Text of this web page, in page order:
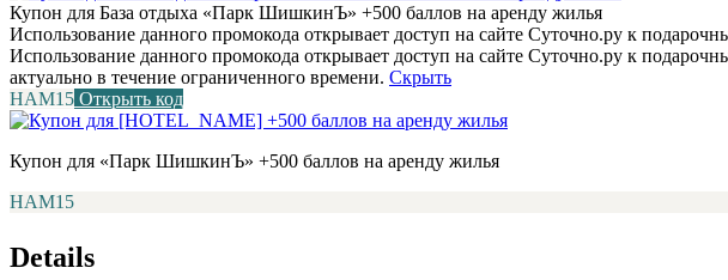
Купон для База отдыха «Парк ШишкинЪ» +500 баллов на аренду жилья
Использование данного промокода открывает доступ на сайте Суточно.ру к
Использование данного промокода открывает доступ на сайте Суточно.ру к
актуально в течение ограниченного времени. Скрыть
НАМ15 Открыть код
Купон для «Парк ШишкинЪ» +500 баллов на аренду жилья
НАМ15
Details